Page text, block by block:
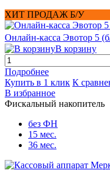
ХИТ ПРОДАЖ Б/У
Онлайн-касса Эвотор 5
В корзину
Подробнее
Купить в 1 клик К
В избранное
Фискальный накопитель
без ФН
15 мес.
36 мес.